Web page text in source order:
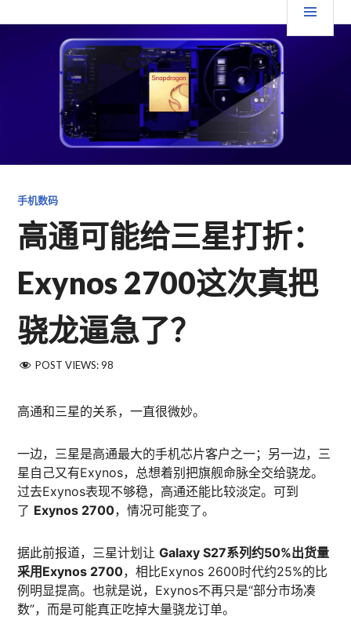
至 TGFC LIFESTYLE
手机数码
高通可能给三星打折：
Exynos 2700这次真把
骁龙逼急了？
POST VIEWS: 98
高通和三星的关系，一直很微妙。
一边，三星是高通最大的手机芯片客户之一；另一边，三
星自己又有Exynos，总想着别把旗舰命脉全交给骁龙。
过去Exynos表现不够稳，高通还能比较淡定。可到
了 Exynos 2700，情况可能变了。
据此前报道，三星计划让Galaxy S27系列约50%出货量
采用Exynos 2700，相比Exynos 2600时代约25%的比
例明显提高。也就是说，Exynos不再只是“部分市场凑
数”，而是可能真正吃掉大量骁龙订单。